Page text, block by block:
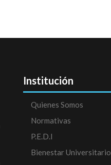
Institución
Quienes Somos
Normativas
P.E.D.I
Bienestar Universitario